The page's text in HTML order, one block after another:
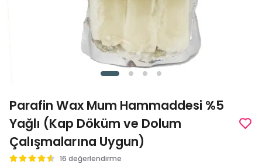
Parafin Wax Mum Hammaddesi %5
Yağlı (Kap Döküm ve Dolum
Çalışmalarına Uygun)
16 değerlendirme